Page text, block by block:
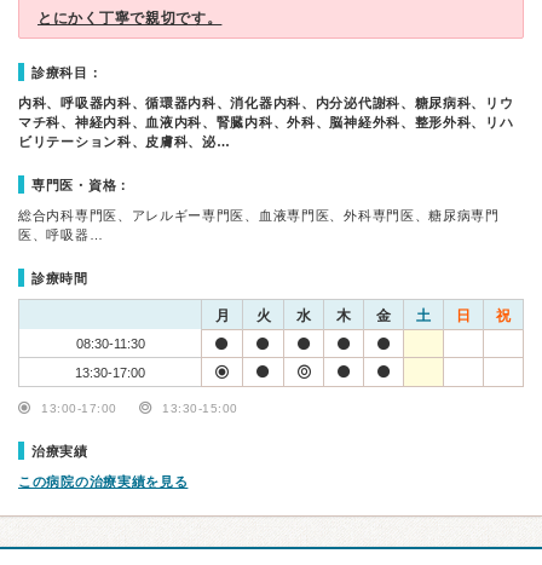
とにかく丁寧で親切です。
診療科目：
内科、呼吸器内科、循環器内科、消化器内科、内分泌代謝科、糖尿病科、リウ
マチ科、神経内科、血液内科、腎臓内科、外科、脳神経外科、整形外科、リハ
ビリテーション科、皮膚科、泌…
専門医・資格：
総合内科専門医、アレルギー専門医、血液専門医、外科専門医、糖尿病専門
医、呼吸器…
診療時間
月 火 水 木 金 土 日 祝
08:30-11:30
13:30-17:00
13:00-17:00 13:30-15:00
治療実績
この病院の治療実績を見る